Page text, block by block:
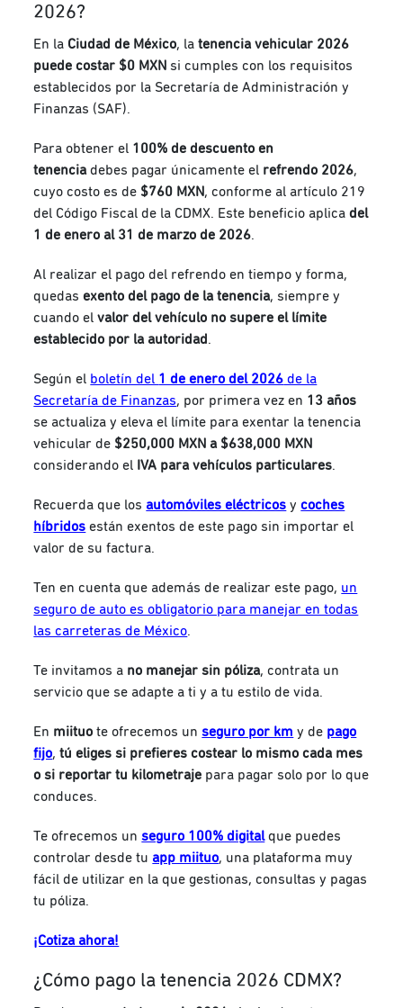
2026?
En la Ciudad de México, latenencia vehicular 2026
puede costar $0 MXNsi cumples con los requisitos
establecidos por la Secretaría de Administración y
Finanzas (SAF).
Para obtener el 100% de descuento en
tenencia debes pagar únicamente el refrendo 2026,
cuyo costo es de $760 MXN, conforme al artículo 219
del Código Fiscal de la CDMX. Este beneficio aplicadel
1 de enero al 31 de marzo de 2026.
Al realizar el pago del refrendo en tiempo y forma,
quedasexento del pago de la tenencia, siempre y
cuando elvalor del vehículo no supere el límite
establecido por la autoridad.
Según el boletín del 1 de enero del 2026 de la
Secretaría de Finanzas, por primera vez en 13 años
se actualiza y eleva el límite para exentar la tenencia
vehicular de $250,000 MXN a $638,000 MXN
considerando el IVA para vehículos particulares.
Recuerda que los automóviles eléctricos ycoches
híbridos están exentos de este pago sin importar el
valor de su factura.
Ten en cuenta que además de realizar este pago, un
seguro de auto es obligatorio para manejar en todas
las carreteras de México.
Te invitamos a no manejar sin póliza, contrata un
servicio que se adapte a ti y a tu estilo de vida.
En miituo te ofrecemos unseguro por km y de pago
fijo,tú eliges si prefieres costear lo mismo cada mes
o si reportar tu kilometraje para pagar solo por lo que
conduces.
Te ofrecemos unseguro 100% digitalque puedes
controlar desde tu app miituo, una plataforma muy
fácil de utilizar en la que gestionas, consultas y pagas
tu póliza.
¡Cotiza ahora!
¿Cómo pago la tenencia 2026 CDMX?